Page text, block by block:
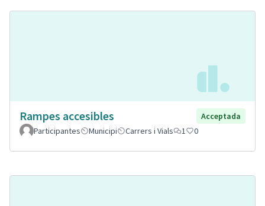
Rampes accesibles
Acceptada
Participantes
Municipi Carrers i Vials 1 0